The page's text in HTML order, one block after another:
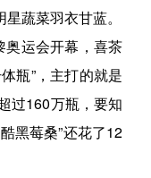
蔬菜羽衣甘蓝。
奥运会开幕，喜茶
瓶”，主打的就是
过160万瓶，要知
黑莓桑”还花了12